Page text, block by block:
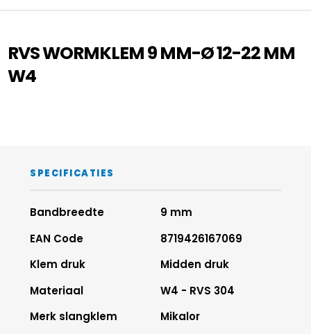
RVS WORMKLEM 9 MM-Ø 12-22 MM
W4
SPECIFICATIES
Bandbreedte
9 mm
EAN Code
8719426167069
Klem druk
Midden druk
Materiaal
W4 - RVS 304
Merk slangklem
Mikalor